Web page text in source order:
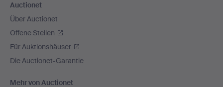
Auctionet
Über Auctionet
Offene Stellen
Für Auktionshäuser
Die Auctionet-Garantie
Mehr von Auctionet